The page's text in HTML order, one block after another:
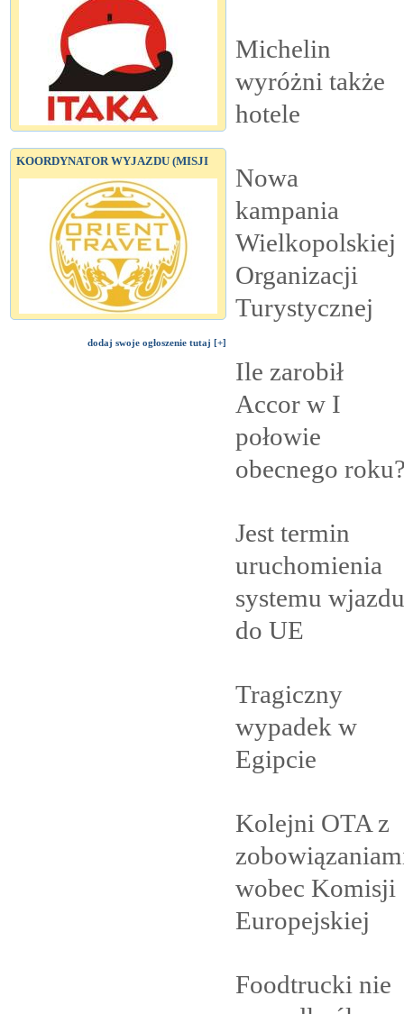
KOORDYNATOR WYJAZDU (MISJI
dodaj swoje ogłoszenie tutaj [+]
Michelin
wyróżni także
hotele
Nowa
kampania
Wielkopolskiej
Organizacji
Turystycznej
Ile zarobił
Accor w I
połowie
obecnego
Jest termin
uruchomienia
systemu wjazdu
do UE
Tragiczny
wypadek w
Egipcie
Kolejni OTA z
wobec Komisji
Europejskiej
Foodtrucki nie